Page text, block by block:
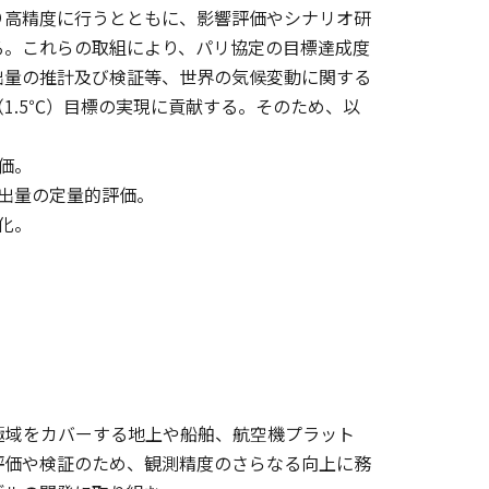
精度に行うとともに、影響評価やシナリオ研
これらの取組により、パリ協定の目標達成度
の推計及び検証等、世界の気候変動に関する
）目標の実現に貢献する。そのため、以
の定量的評価。
をカバーする地上や船舶、航空機プラット
や検証のため、観測精度のさらなる向上に務